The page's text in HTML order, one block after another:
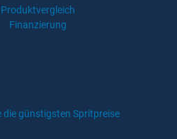
Produktvergleich
Finanzierung
die günstigsten Spritpreise